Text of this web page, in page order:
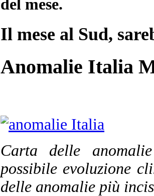
del mese.
Il mese al Sud,
Anomalie Italia
Carta delle
possibile evoluzione
delle anomalie più